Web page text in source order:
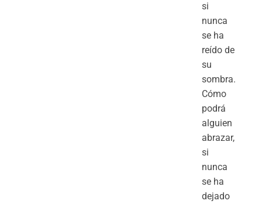
si
nunca
se ha
reído de
su
sombra.
Cómo
podrá
alguien
abrazar,
si
nunca
se ha
dejado